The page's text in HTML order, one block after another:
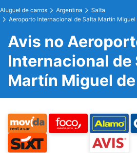
Aluguel de carros Argentina
Salta
Aeroporto Internacional de Salta Martín Miguel
Avis no
Internacional de
Martín Miguel